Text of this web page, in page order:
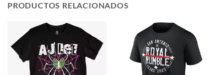
PRODUCTOS RELACIONADOS